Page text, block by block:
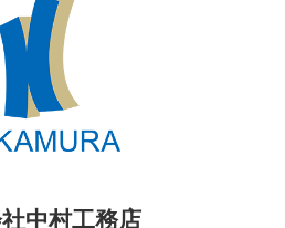
中村工務店